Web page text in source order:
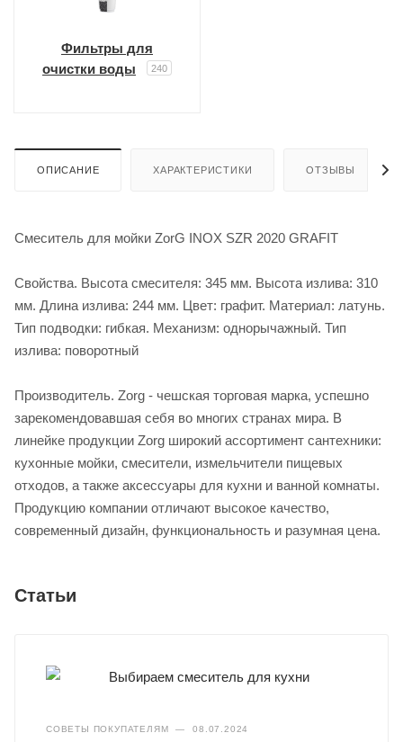
Фильтры для
очистки воды
240
ОПИСАНИЕ ХАРАКТЕРИСТИКИ ОТЗЫВЫ
Смеситель для мойки ZorG INOX SZR 2020 GRAFIT
Свойства. Высота смесителя: 345 мм. Высота излива: 310
мм. Длина излива: 244 мм. Цвет: графит. Материал: латунь.
Тип подводки: гибкая. Механизм: однорычажный. Тип
излива: поворотный
Производитель. Zorg - чешская торговая марка, успешно
зарекомендовавшая себя во многих странах мира. В
линейке продукции Zorg широкий ассортимент сантехники:
кухонные мойки, смесители, измельчители пищевых
отходов, а также аксессуары для кухни и ванной комнаты.
Продукцию компании отличают высокое качество,
современный дизайн, функциональность и разумная цена.
Статьи
СОВЕТЫ ПОКУПАТЕЛЯМ — 08.07.2024